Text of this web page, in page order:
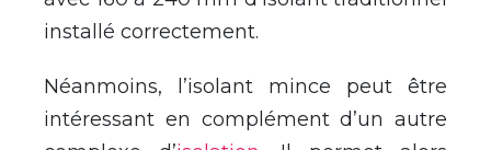
installé correctement.
Néanmoins, l’isolant mince peut être
intéressant en complément d’un autre